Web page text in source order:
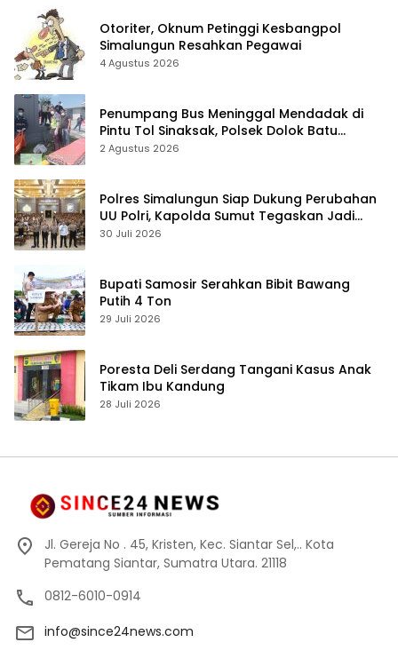
Otoriter, Oknum Petinggi Kesbangpol
Simalungun Resahkan Pegawai
4 Agustus 2026
Penumpang Bus Meninggal Mendadak di
Pintu Tol Sinaksak, Polsek Dolok Batu
Nanggar Gerak Cepat Olah TKP
2 Agustus 2026
Polres Simalungun Siap Dukung Perubahan
UU Polri, Kapolda Sumut Tegaskan Jadi
Fondasi Penguatan Profesionalisme dan
30 Juli 2026
Bupati Samosir Serahkan Bibit Bawang
Putih 4 Ton
29 Juli 2026
Poresta Deli Serdang Tangani Kasus Anak
Tikam Ibu Kandung
28 Juli 2026
Jl. Gereja No . 45, Kristen, Kec. Siantar Sel,.. Kota
Pematang Siantar, Sumatra Utara. 21118
0812-6010-0914
info@since24news.com